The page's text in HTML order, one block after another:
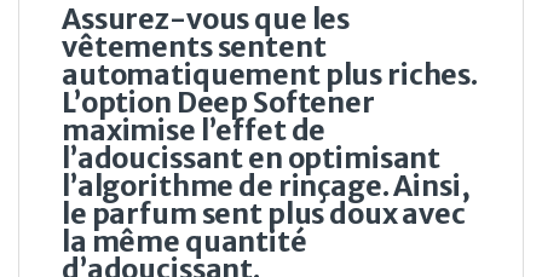
Assurez-vous que les
vêtements sentent
automatiquement plus riches.
L’option Deep Softener
maximise l’effet de
l’adoucissant en optimisant
l’algorithme de rinçage. Ainsi,
le parfum sent plus doux avec
la même quantité
d’adoucissant.